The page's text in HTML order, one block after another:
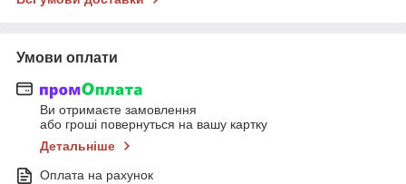
Умови оплати
Ви отримаєте замовлення
або гроші повернуться на вашу картку
Детальніше
Оплата на рахунок